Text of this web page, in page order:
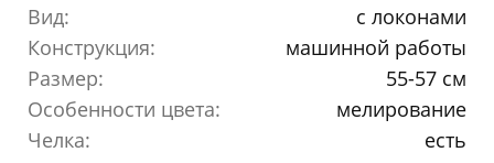
Вид:
с локонами
Конструкция:
машинной работы
Размер:
55-57 см
Особенности цвета:
мелирование
Челка:
есть